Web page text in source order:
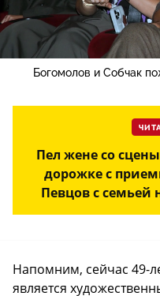
Богомолов и Собчак
Пел жене со
дорожке с
Певцов с семьей
Напомним, сейчас 49-
является